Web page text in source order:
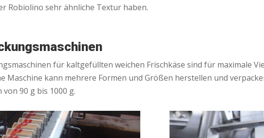
Robiolino sehr ähnliche Textur haben.
für kaltgefüllten weichen Frischkäse sind für maximale
Maschine kann mehrere Formen und Größen herstellen und
90 g bis 1000 g.